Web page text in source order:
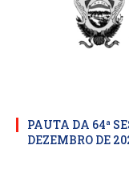
PAUTA DA 64ª
DEZEMBRO DE